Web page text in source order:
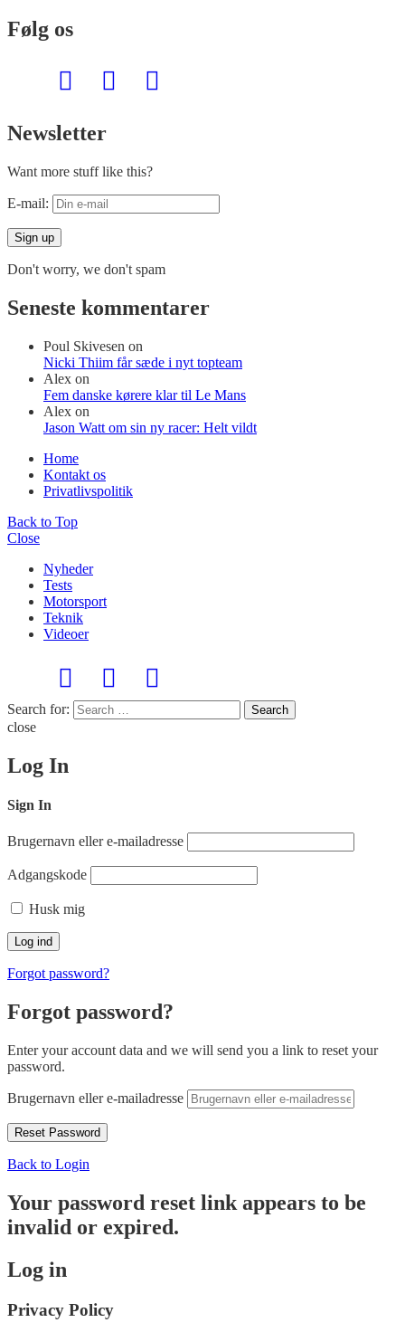
Følg os
Newsletter
Want more stuff like this?
E-mail:
Don't worry, we don't spam
Seneste kommentarer
Poul Skivesen on
Nicki Thiim får sæde i nyt topteam
Alex on
Fem danske kørere klar til Le Mans
Alex on
Jason Watt om sin ny racer: Helt vildt
Home
Kontakt os
Privatlivspolitik
Back to Top
Close
Nyheder
Tests
Motorsport
Teknik
Videoer
Search for: Search
close
Log In
Sign In
Brugernavn eller e-mailadresse
Adgangskode
Husk mig
Forgot password?
Forgot password?
Enter your account data and we will send you a link to reset your
password.
Brugernavn eller e-mailadresse
Back to Login
Your password reset link appears to be
invalid or expired.
Log in
Privacy Policy